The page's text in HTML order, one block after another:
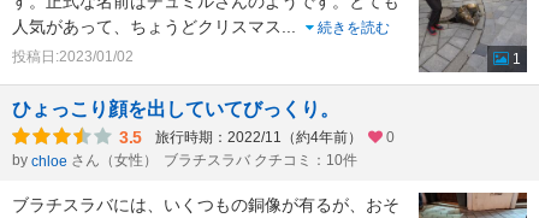
人気があって、ちょうどクリスマス
続きを読む
投稿日:2023/01/02
1
ひょっこり顔を出していてびっくり。
3.5 旅行時期：2022/11（約4年前）
0
by chloe さん（女性） ブラチスラバ クチコミ：10件
ブラチスラバには、いくつもの銅像が有るが、おそ